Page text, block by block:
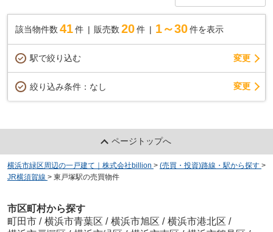
該当物件数 41件 販売数 20 件 1～30 件を表示
駅で絞り込む 変更
絞り込み条件： なし 変更
ページトップへ
横浜市緑区周辺の一戸建て｜株式会社billion > (売買・投資)路線・駅から探す >
JR横須賀線 > 東戸塚駅の売買物件
市区町村から探す
町田市 / 横浜市青葉区 / 横浜市旭区 / 横浜市港北区 /